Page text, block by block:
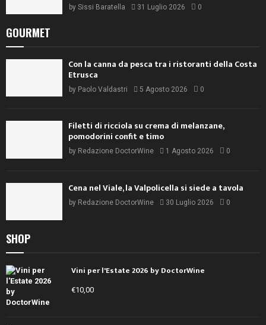
by Sissi Baratella 31 Luglio 2026 0
GOURMET
Con la canna da pesca tra i ristoranti della Costa
Etrusca
by Paolo Valdastri 5 Agosto 2026 0
Filetti di ricciola su crema di melanzane,
pomodorini confit e timo
by Redazione DoctorWine 1 Agosto 2026 0
Cena nel Viale, la Valpolicella si siede a tavola
by Redazione DoctorWine 30 Luglio 2026 0
SHOP
Vini per l'Estate 2026 by DoctorWine
€10,00